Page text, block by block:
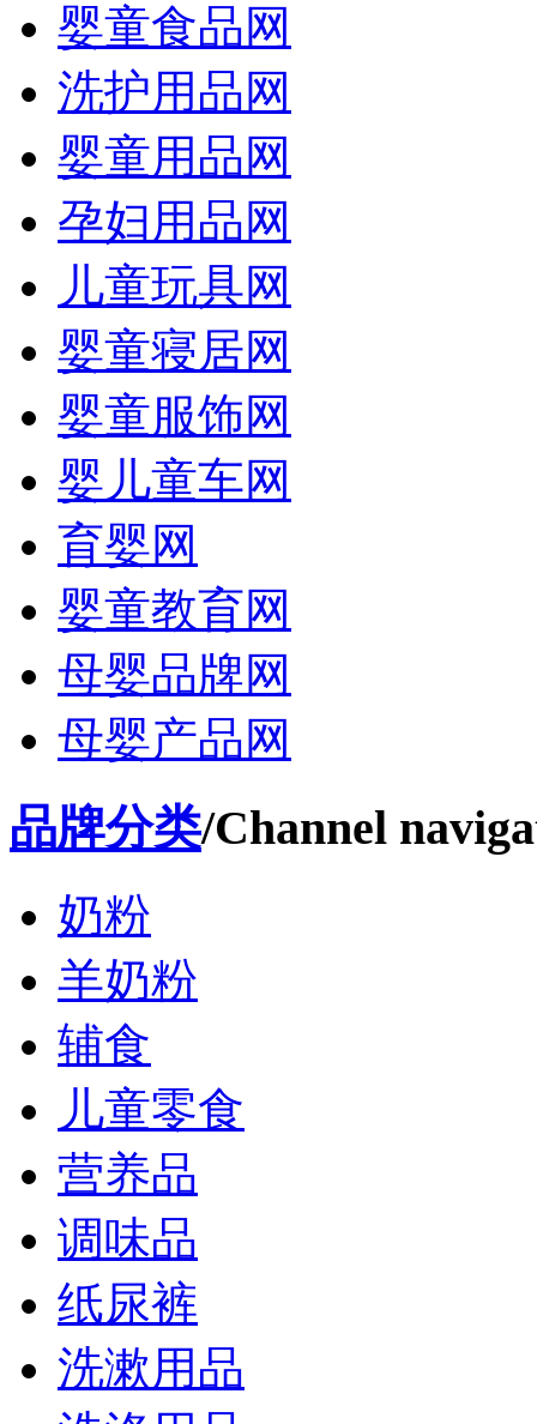
婴童食品网
洗护用品网
婴童用品网
孕妇用品网
儿童玩具网
婴童寝居网
婴童服饰网
婴儿童车网
育婴网
婴童教育网
母婴品牌网
母婴产品网
品牌分类/Channel
奶粉
羊奶粉
辅食
儿童零食
营养品
调味品
纸尿裤
洗漱用品